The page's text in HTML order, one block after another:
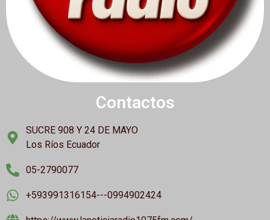
Contactos
SUCRE 908 Y 24 DE MAYO
Los Ríos Ecuador
05-2790077
+593991316154---0994902424